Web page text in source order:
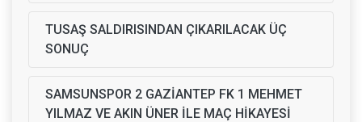
TUSAŞ SALDIRISINDAN ÇIKARILACAK ÜÇ
SONUÇ
SAMSUNSPOR 2 GAZİANTEP FK 1 MEHMET
YILMAZ VE AKIN ÜNER İLE MAÇ HİKAYESİ